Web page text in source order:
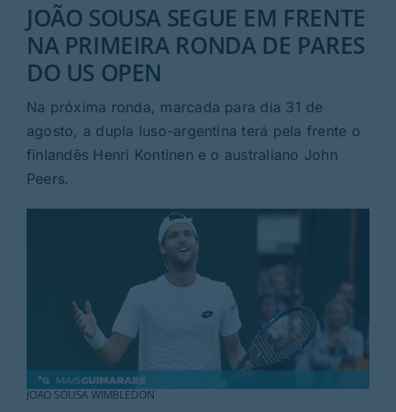
Opinião
Região
Rubricas
Jornal
JOÃO SOUSA SEGUE EM FRENTE
NA PRIMEIRA RONDA DE PARES
DO US OPEN
Na próxima ronda, marcada para dia 31 de
agosto, a dupla luso-argentina terá pela frente o
finlandês Henri Kontinen e o australiano John
Peers.
JOAO SOUSA WIMBLEDON